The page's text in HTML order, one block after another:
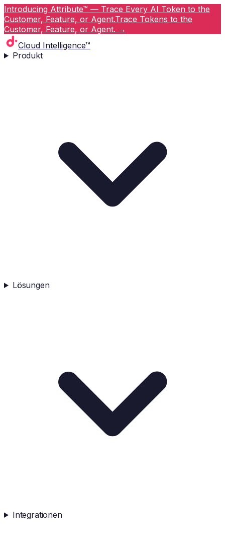
Introducing Attribute™ — Trace Every AI Token to the
Customer, Feature, or Agent.Trace Tokens to the
Customer, Feature, or Agent. →
Cloud Intelligence™
Produkt
Lösungen
Integrationen